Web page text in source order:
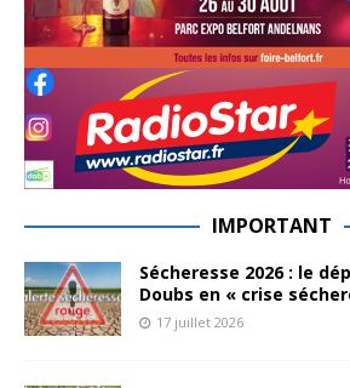
IMPORTANT
Sécheresse 2026 : le
Doubs en « crise
17 juillet 2026